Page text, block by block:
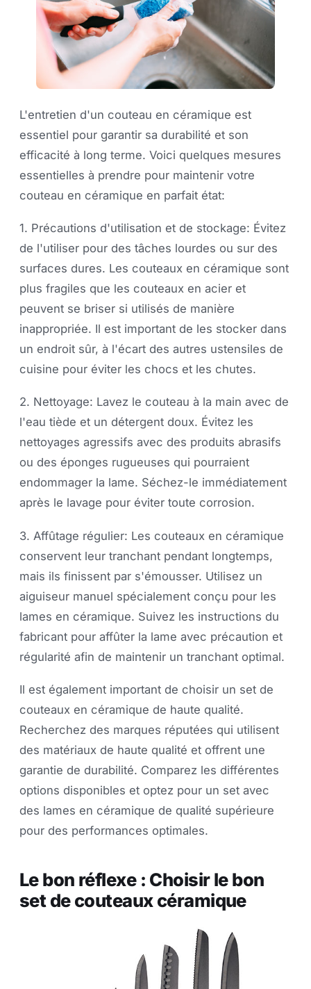
L'entretien d'un couteau en céramique est
essentiel pour garantir sa durabilité et son
efficacité à long terme. Voici quelques mesures
essentielles à prendre pour maintenir votre
couteau en céramique en parfait état:
1. Précautions d'utilisation et de stockage: Évitez
de l'utiliser pour des tâches lourdes ou sur des
surfaces dures. Les couteaux en céramique sont
plus fragiles que les couteaux en acier et
peuvent se briser si utilisés de manière
inappropriée. Il est important de les stocker dans
un endroit sûr, à l'écart des autres ustensiles de
cuisine pour éviter les chocs et les chutes.
2. Nettoyage: Lavez le couteau à la main avec de
l'eau tiède et un détergent doux. Évitez les
nettoyages agressifs avec des produits abrasifs
ou des éponges rugueuses qui pourraient
endommager la lame. Séchez-le immédiatement
après le lavage pour éviter toute corrosion.
3. Affûtage régulier: Les couteaux en céramique
conservent leur tranchant pendant longtemps,
mais ils finissent par s'émousser. Utilisez un
aiguiseur manuel spécialement conçu pour les
lames en céramique. Suivez les instructions du
fabricant pour affûter la lame avec précaution et
régularité afin de maintenir un tranchant optimal.
Il est également important de choisir un set de
couteaux en céramique de haute qualité.
Recherchez des marques réputées qui utilisent
des matériaux de haute qualité et offrent une
garantie de durabilité. Comparez les différentes
options disponibles et optez pour un set avec
des lames en céramique de qualité supérieure
pour des performances optimales.
Le bon réflexe : Choisir le bon
set de couteaux céramique